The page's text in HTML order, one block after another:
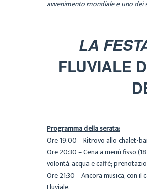
avvenimento mondiale e uno dei
LA
FLUVIALE
Programma della serata:
Ore 19:00 – Ritrovo allo chalet-
Ore 20:30 – Cena a menù fisso
volontà, acqua e caffè;
Ore 21:30 – Ancora musica, con
Fluviale.